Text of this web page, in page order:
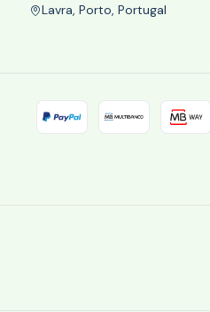
Lavra, Porto, Portugal